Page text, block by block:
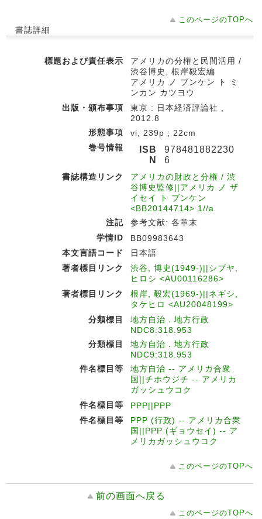
このページのTOPへ
書誌詳細
標題および責任表示
アメリカの分権と民間活用 /
渋谷博史, 根岸毅宏編
アメリカ ノ ブンケン ト ミ
ンカン カツヨウ
出版・頒布事項
東京 : 日本経済評論社 ,
2012.8
形態事項
vi, 239p ; 22cm
巻号情報
ISB
N
978481882230
6
書誌構造リンク
アメリカの財政と分権 / 渋
谷博史監修||アメリカ ノ ザ
イセイ ト ブンケン
<BB20144714> 1//a
注記
参考文献: 各章末
学情ID
BB09983643
本文言語コード
日本語
著者標目リンク
渋谷, 博史(1949-)||シブヤ,
ヒロシ <AU00116286>
著者標目リンク
根岸, 毅宏(1969-)||ネギシ,
タケヒロ <AU20048199>
分類標目
地方自治．地方行政
NDC8:318.953
分類標目
地方自治．地方行政
NDC9:318.953
件名標目等
地方自治 -- アメリカ合衆
国||チホウジチ -- アメリカ
ガッシュウコク
件名標目等
PPP||PPP
件名標目等
PPP (行政) -- アメリカ合衆
国||PPP (ギョウセイ) -- ア
メリカガッシュウコク
このページのTOPへ
前の画面へ戻る
このページのTOPへ